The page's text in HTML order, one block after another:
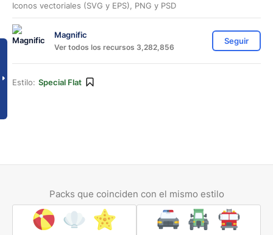
Iconos vectoriales (SVG y EPS), PNG y PSD
Magnific
Ver todos los recursos 3,282,856
Seguir
Estilo: Special Flat
Packs que coinciden con el mismo estilo